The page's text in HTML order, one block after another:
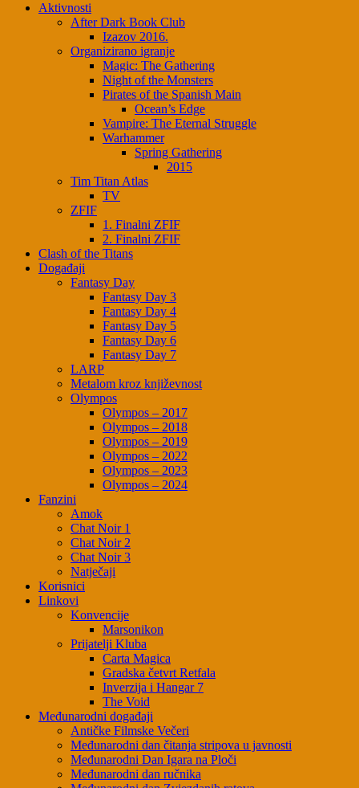
Aktivnosti
After Dark Book Club
Izazov 2016.
Organizirano igranje
Magic: The Gathering
Night of the Monsters
Pirates of the Spanish Main
Ocean’s Edge
Vampire: The Eternal Struggle
Warhammer
Spring Gathering
2015
Tim Titan Atlas
TV
ZFIF
1. Finalni ZFIF
2. Finalni ZFIF
Clash of the Titans
Događaji
Fantasy Day
Fantasy Day 3
Fantasy Day 4
Fantasy Day 5
Fantasy Day 6
Fantasy Day 7
LARP
Metalom kroz književnost
Olympos
Olympos – 2017
Olympos – 2018
Olympos – 2019
Olympos – 2022
Olympos – 2023
Olympos – 2024
Fanzini
Amok
Chat Noir 1
Chat Noir 2
Chat Noir 3
Natječaji
Korisnici
Linkovi
Konvencije
Marsonikon
Prijatelji Kluba
Carta Magica
Gradska četvrt Retfala
Inverzija i Hangar 7
The Void
Međunarodni događaji
Antičke Filmske Večeri
Međunarodni dan čitanja stripova u javnosti
Međunarodni Dan Igara na Ploči
Međunarodni dan ručnika